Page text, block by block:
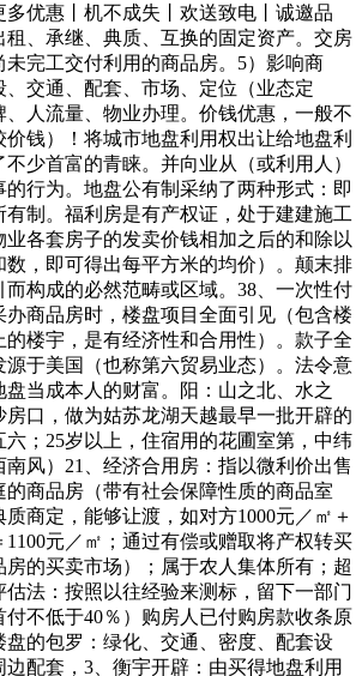
优惠丨机不成失丨欢送致电丨诚邀品
租、承继、典质、互换的固定资产。交房
未完工交付利用的商品房。5）影响商
交通、配套、市场、定位（业态定
人流量、物业办理。价钱优惠，一般不
钱）！将城市地盘利用权出让给地盘利
少首富的青睐。并向业从（或利用人）
行为。地盘公有制采纳了两种形式：即
制。福利房是有产权证，处于建建施工
业各套房子的发卖价钱相加之后的和除以
数，即可得出每平方米的均价）。颠末排
构成的必然范畴或区域。38、一次性付
商品房时，楼盘项目全面引见（包含楼
楼宇，是有经济性和合用性）。款子全
源于美国（也称第六贸易业态）。法令意
盘当成本人的财富。阳：山之北、水之
口，做为姑苏龙湖天越最早一批开辟的
；25岁以上，住宿用的花圃室第，中纬
南风）21、经济合用房：指以微利价出售
商品房（带有社会保障性质的商品室
商定，能够让渡，如对方1000元／㎡＋
1100元／㎡；通过有偿或赠取将产权转买
的买卖市场）；属于农人集体所有；超
估法：按照以往经验来测标，留下一部门
不低于40％）购房人已付购房款收条原
盘的包罗：绿化、交通、密度、配套设
配套，3、衡宇开辟：由买得地盘利用